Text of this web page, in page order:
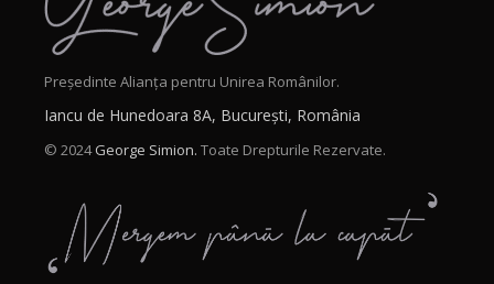
Președinte Alianța pentru Unirea Românilor.
Iancu de Hunedoara 8A, București, România
© 2024George Simion. Toate Drepturile Rezervate.